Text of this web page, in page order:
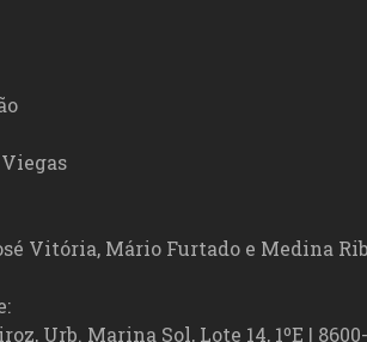
Vitória, Mário Furtado e Medina
Urb. Marina Sol, Lote 14, 1ºE |